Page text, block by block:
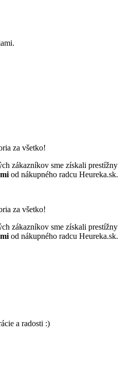
za všetko!
zákazníkov sme získali prestížny
od nákupného radcu Heureka.sk.
za všetko!
zákazníkov sme získali prestížny
od nákupného radcu Heureka.sk.
a radosti :)